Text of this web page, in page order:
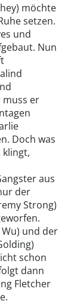
möchte
setzen.
und
Nun
muss er
Doch was
klingt,
aus
der
Strong)
und der
schon
dann
Fletcher